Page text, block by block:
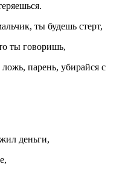
ты будешь стерт,
ты говоришь,
парень, убирайся с
деньги,